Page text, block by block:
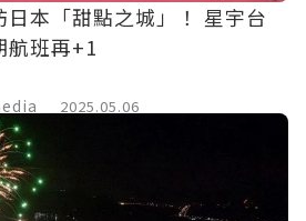
本「甜點之城」！ 星宇台
航班再+1
2025.05.06